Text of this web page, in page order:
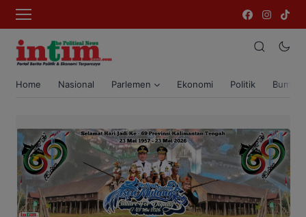
Home Nasional Parlemen Ekonomi Politik Bumi